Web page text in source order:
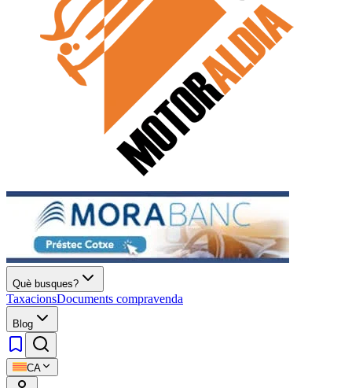
Què busques?
TaxacionsDocuments compravenda
Blog
CA